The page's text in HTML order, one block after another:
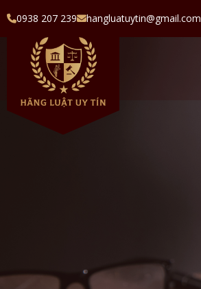
0938 207 239 hangluatuytin@gmail.com